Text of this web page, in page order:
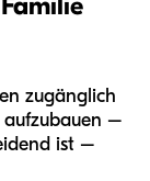
zugänglich
aufzubauen –
ist –